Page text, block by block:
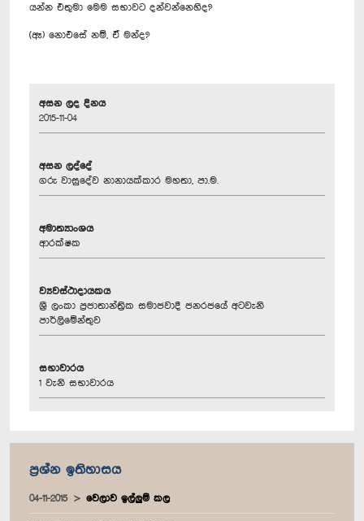
යන්න එතුමා මෙම සභාවට දන්වන්නෙහිද?
(ඈ) නොඑසේ නම්, ඒ මන්ද?
අසන ලද දිනය
2015-11-04
අසන ලද්දේ
ගරු වාසුදේව නානායක්කාර මහතා, පා.ම.
අමාත්‍යාංශය
ආරක්ෂක
ව්‍යවස්ථාදායකය
ශ්‍රී ලංකා ප්‍රජාතාන්ත්‍රික සමාජවාදී ජනරජයේ අටවැනි
පාර්ලිමේන්තුව
සභාවාරය
1 වැනි සභාවාරය
ප්‍රශ්න ඉතිහාසය
04-11-2015 වෙලාව ඉල්ලුම් කල